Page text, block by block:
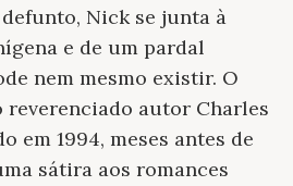
Nick se junta à
e de um pardal
nem mesmo existir. O
autor Charles
em 1994, meses antes de
sátira aos romances